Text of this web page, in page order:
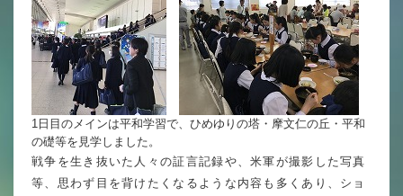
1日目のメインは平和学習で、ひめゆりの塔・摩文仁の丘・平和
の礎等を見学しました。
戦争を生き抜いた人々の証言記録や、米軍が撮影した写真
等、思わず目を背けたくなるような内容も多くあり、ショ
クラブ活動
委員会
学校図書館